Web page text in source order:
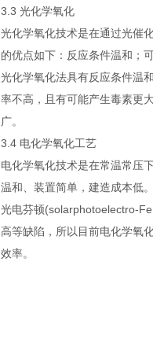
3.3 光化学氧化
光化学氧化技术是在通过光催
的优点如下：反应条件温和；
光化学氧化法具有反应条件温
率不高，且有可能产生毒素更
广。
3.4 电化学氧化工艺
电化学氧化技术是在常温常压
温和、装置简单，建造成本低
光电芬顿(solarphotoelectro-
高等缺陷，所以目前电化学氧
效率。